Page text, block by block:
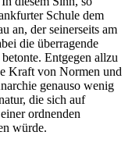
Schule dem
an, der seinerseits am
die überragende
Entgegen allzu
Kraft von Normen und
genauso wenig
die sich auf
ordnenden
würde.